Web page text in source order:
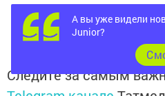
Следите за самым
А вы уже видели
Junior?